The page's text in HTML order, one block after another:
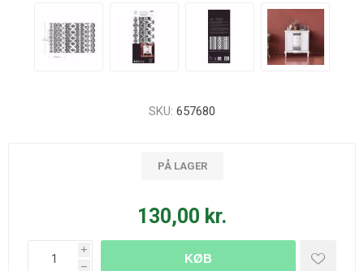
SKU: 657680
PÅ LAGER
130,00 kr.
i
h
KØB